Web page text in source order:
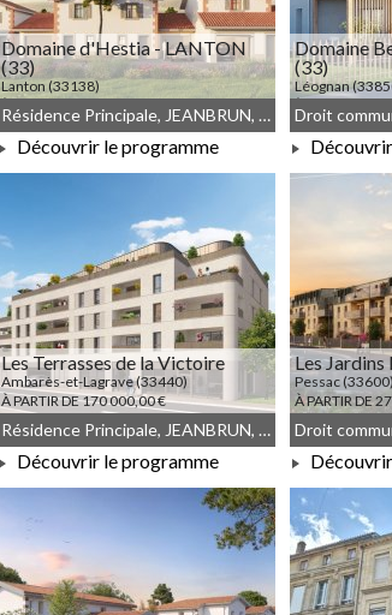
Domaine d'Hestia - LANTON
(33)
Lanton (33138)
À PARTIR DE 424 000,00 €
À PARTIR DE 424 000,00 €
Résidence Principale, JEANBRUN, Meublé non géré, Droit commun
Découvrir le programme
Domaine
(33)
Léognan
À PARTIR DE
À
Les Terrasses de la Victoire
Ambarès-et-Lagrave (33440)
À PARTIR DE 170 000,00 €
À PARTIR DE 170 000,00 €
Résidence Principale, JEANBRUN, Meublé non géré, Droit commun
Découvrir le programme
Les
Pessac (33600)
À PARTIR DE
À